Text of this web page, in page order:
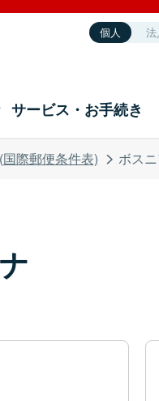
個人 法
サービス・お手続き
際郵便条件表) ボス